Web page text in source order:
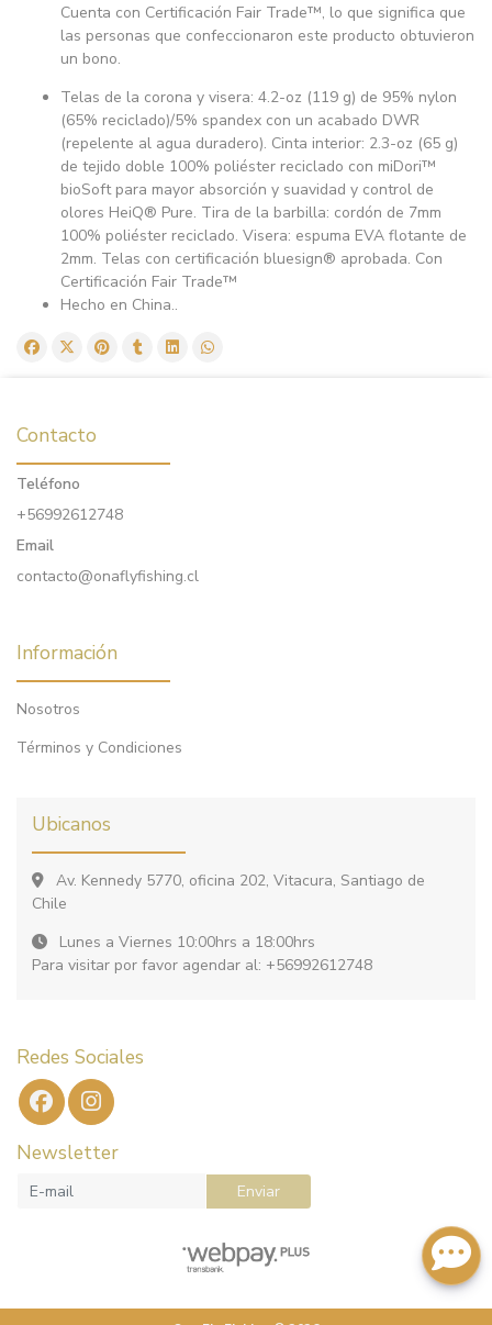
Cuenta con Certificación Fair Trade™, lo que significa que
las personas que confeccionaron este producto obtuvieron
un bono.
Telas de la corona y visera: 4.2-oz (119 g) de 95% nylon
(65% reciclado)/5% spandex con un acabado DWR
(repelente al agua duradero). Cinta interior: 2.3-oz (65 g)
de tejido doble 100% poliéster reciclado con miDori™
bioSoft para mayor absorción y suavidad y control de
olores HeiQ® Pure. Tira de la barbilla: cordón de 7mm
100% poliéster reciclado. Visera: espuma EVA flotante de
2mm. Telas con certificación bluesign® aprobada. Con
Certificación Fair Trade™
Hecho en China..
Contacto
Teléfono
+56992612748
Email
contacto@onaflyfishing.cl
Información
Nosotros
Términos y Condiciones
Ubicanos
Av. Kennedy 5770, oficina 202, Vitacura, Santiago de
Chile
Lunes a Viernes 10:00hrs a 18:00hrs
Para visitar por favor agendar al: +56992612748
Redes Sociales
Newsletter
Enviar